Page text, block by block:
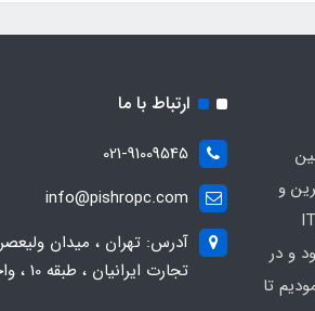
و
معتبرترین برندهای موجود در بازار IT
آغاز نمود و در
تا
ارتباط با ما
021-91009545
info@pishropc.com
آدرس: تهران ، میدان ولیعصر
تجارت ایرانیان ، طبقه 10 ، واحد 6